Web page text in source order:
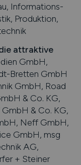
Informations-
Produktion,
attraktive
GmbH,
Bretten GmbH
GmbH, Road
& Co. KG,
& Co. KG,
Neff GmbH,
GmbH, msg
AG,
+ Steiner